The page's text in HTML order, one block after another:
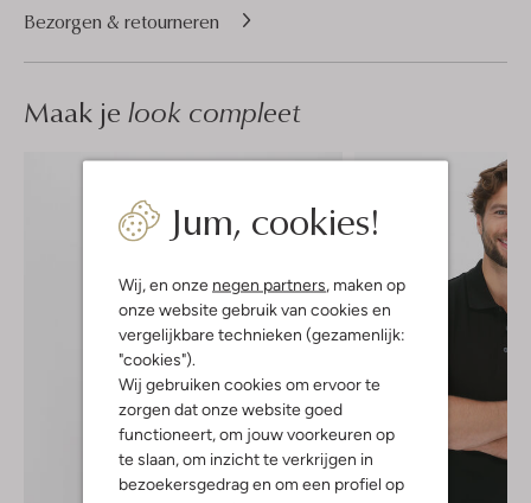
Jum, cookies!
Wij, en onze negen partners, maken op
onze website gebruik van cookies en
vergelijkbare technieken (gezamenlijk:
"cookies").
Wij gebruiken cookies om ervoor te
zorgen dat onze website goed
functioneert, om jouw voorkeuren op
te slaan, om inzicht te verkrijgen in
bezoekersgedrag en om een profiel op
Bezorgen & retourneren
Maak je look compleet